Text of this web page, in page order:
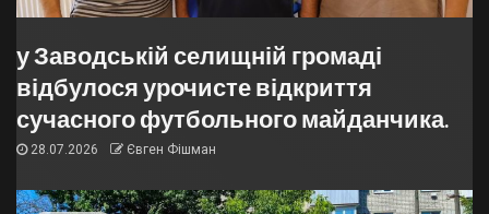
у Заводській селищній громаді
відбулося урочисте відкриття
сучасного футбольного майданчика.
28.07.2026 Євген Фішман